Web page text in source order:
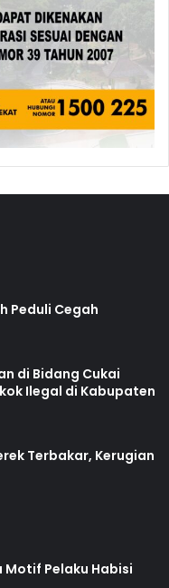
Peduli Cegah
di Bidang Cukai
Ilegal di Kabupaten
Terbakar, Kerugian
Motif Pelaku Habisi